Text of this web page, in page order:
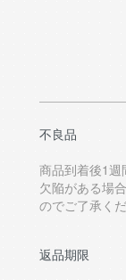
不良品
商品到着後1週
欠陥がある場
のでご了承くだ
返品期限